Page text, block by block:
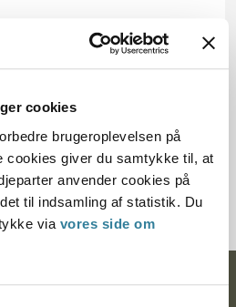
cookies
brugeroplevelsen på
cookies giver du samtykke til, at
anvender cookies på
til indsamling af statistik. Du
via vores side om